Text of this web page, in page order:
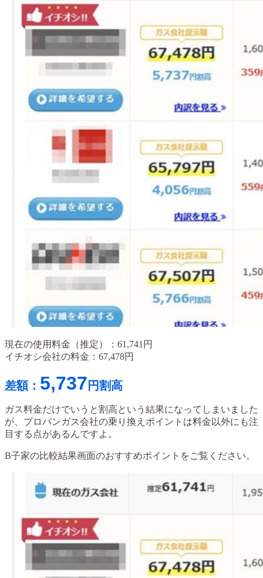
現在の使用料金（推定）：61,741円
イチオシ会社の料金：67,478円
差額： 5,737 円割高
ガス料金だけでいうと割高という結果になってしまいました
が、プロパンガス会社の乗り換えポイントは料金以外にも注
目する点があるんですよ。
B子家の比較結果画面のおすすめポイントをご覧ください。